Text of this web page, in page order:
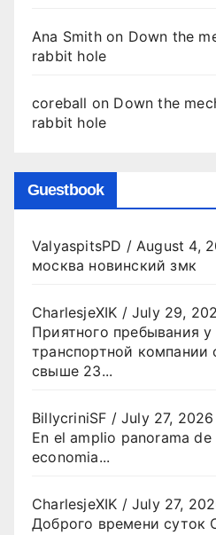
Ana Smithon Down the
rabbit hole
coreball on Down the
rabbit hole
Guestbook
ValyaspitsPD / August 4,
москва новинский змк
CharlesjeXIK /July 29,
Приятного пребывания у
транспортной компании
свыше 23...
BillycriniSF /July 27, 2026
En el amplio panorama
economia...
CharlesjeXIK /July 27,
Доброго времени суток